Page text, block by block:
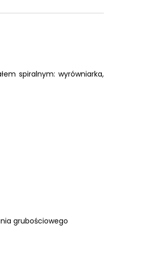
spiralnym: wyrówniarka,
grubościowego